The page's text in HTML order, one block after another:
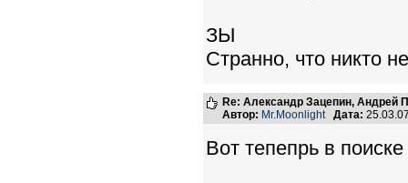
ЗЫ
Странно, что никто
Re: Александр Зацепин, Андрей
Автор: Mr.Moonlight Дата:
Вот тепепрь в